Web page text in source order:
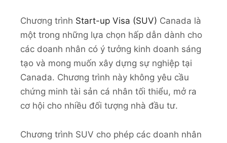
Chương trình Start-up Visa (SUV) Canada là
một trong những lựa chọn hấp dẫn dành cho
các doanh nhân có ý tưởng kinh doanh sáng
tạo và mong muốn xây dựng sự nghiệp tại
Canada. Chương trình này không yêu cầu
chứng minh tài sản cá nhân tối thiểu, mở ra
cơ hội cho nhiều đối tượng nhà đầu tư.
Chương trình SUV cho phép các doanh nhân